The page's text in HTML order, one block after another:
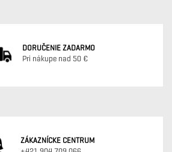
DORUČENIE ZADARMO
Pri nákupe nad 50 €
ZÁKAZNÍCKE CENTRUM